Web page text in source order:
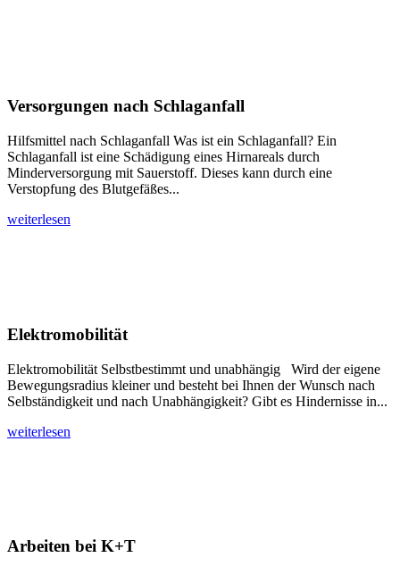
Versorgungen nach Schlaganfall
Hilfsmittel nach Schlaganfall Was ist ein Schlaganfall? Ein
Schlaganfall ist eine Schädigung eines Hirnareals durch
Minderversorgung mit Sauerstoff. Dieses kann durch eine
Verstopfung des Blutgefäßes...
weiterlesen
Elektromobilität
Elektromobilität Selbstbestimmt und unabhängig Wird der eigene
Bewegungsradius kleiner und besteht bei Ihnen der Wunsch nach
Selbständigkeit und nach Unabhängigkeit? Gibt es Hindernisse in...
weiterlesen
Arbeiten bei K+T